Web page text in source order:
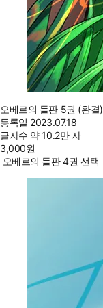
오베르의 들판 5권 (완결)
등록일 2023.07.18
글자수 약 10.2만 자
3,000원
오베르의 들판 4권 선택